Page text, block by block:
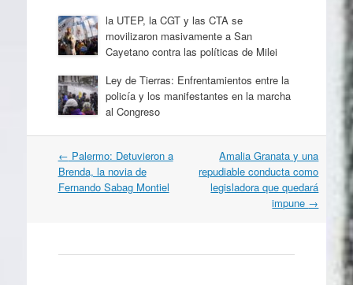
la UTEP, la CGT y las CTA se
movilizaron masivamente a San
Cayetano contra las políticas de Milei
Ley de Tierras: Enfrentamientos entre la
policía y los manifestantes en la marcha
al Congreso
Navegación
por
artículos
← Palermo: Detuvieron a
Brenda, la novia de
Fernando Sabag Montiel
Amalia Granata y una
repudiable conducta como
legisladora que quedará
impune →